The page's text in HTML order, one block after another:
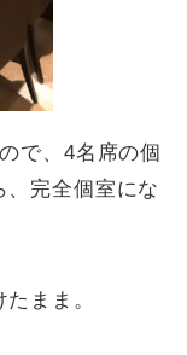
で、4名席の個
完全個室にな
まま。